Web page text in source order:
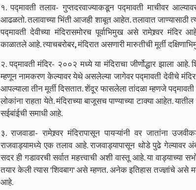
१. पद्मावती तलाव- गुप्तदरवाज्याकडून पद्मावती माचीवर
आढळतो. तलावाच्या भिंती आजही शाबूत आहेत. तलावात
पद्मावती देवीच्या मंदिरासमोरच पूर्वाभिमुख असे रामेश्र्वर मंदिर
काळातले आहे. त्याचबरोबर, मंदिरात असणारी मारुतीची मूर्ती
२. पद्मावती मंदिर- २००२ मध्ये या मंदिराचा जीर्णोद्धार झाला
म्हणून नामकरण केल्यावर येथे असलेल्या जागेवर पद्मावती देवीचे
आपल्याला तीन मूर्ती दिसतात. शेंदूर फासलेला तांदळा म्हणजे
लोकांना राहता येते. मंदिराच्या बाजूसच पाण्याच्या टाक्या आहेत.
सईबांईची समाधी आहे.
३. राजवाडा- रामेश्र्वर मंदिरापासून पायऱ्यांनी वर जातांना
राजवाड्यामध्ये एक तलाव आहे. राजवाड्यापासून थोडे पुढे गेल्यावर
सदर ही गडावरची सर्वात महत्त्वाची अशी वास्तू आहे. या वाड्याच्या
तयार केली त्यास 'शिवबाग' असे म्हणत. अनेक इतिहास तज्ज्ञांचे
आहे.